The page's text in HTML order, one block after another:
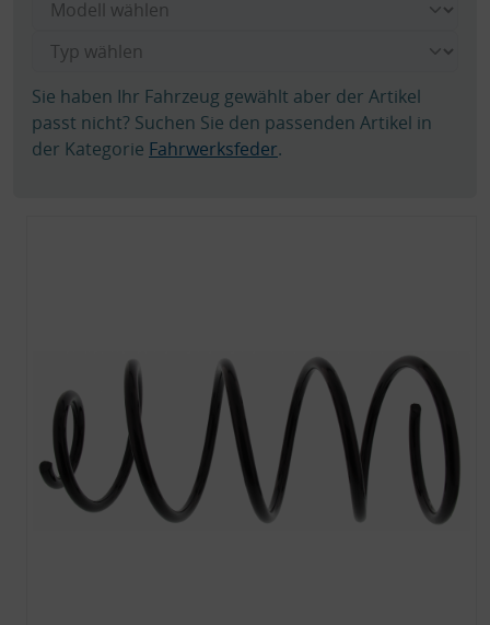
Sie haben Ihr Fahrzeug gewählt aber der Artikel
passt nicht? Suchen Sie den passenden Artikel in
der Kategorie Fahrwerksfeder.